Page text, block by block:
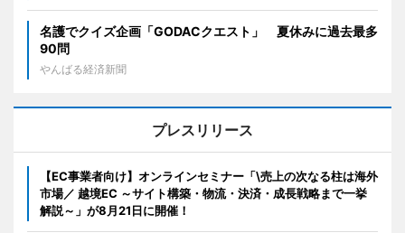
名護でクイズ企画「GODACクエスト」 夏休みに過去最多
90問
やんばる経済新聞
プレスリリース
【EC事業者向け】オンラインセミナー「\売上の次なる柱は海外
市場／ 越境EC ～サイト構築・物流・決済・成長戦略まで一挙
解説～」が8月21日に開催！